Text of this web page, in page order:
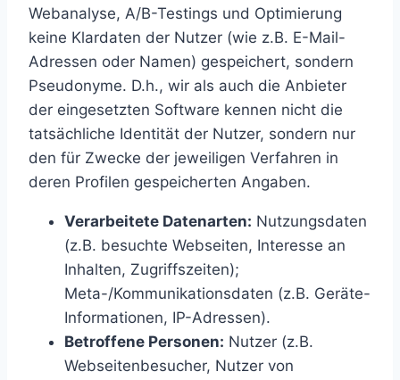
Webanalyse, A/B-Testings und Optimierung
keine Klardaten der Nutzer (wie z.B. E-Mail-
Adressen oder Namen) gespeichert, sondern
Pseudonyme. D.h., wir als auch die Anbieter
der eingesetzten Software kennen nicht die
tatsächliche Identität der Nutzer, sondern nur
den für Zwecke der jeweiligen Verfahren in
deren Profilen gespeicherten Angaben.
Verarbeitete Datenarten: Nutzungsdaten
(z.B. besuchte Webseiten, Interesse an
Inhalten, Zugriffszeiten);
Meta-/Kommunikationsdaten (z.B. Geräte-
Informationen, IP-Adressen).
Betroffene Personen: Nutzer (z.B.
Webseitenbesucher, Nutzer von